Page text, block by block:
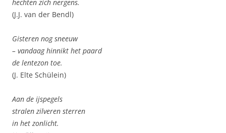
hechten zich nergens.
(J.J. van der Bendl)
Gisteren nog sneeuw
– vandaag hinnikt het paard
de lentezon toe.
(J. Elte Schülein)
Aan de ijspegels
stralen zilveren sterren
in het zonlicht.